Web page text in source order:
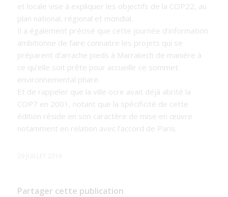
et locale vise à expliquer les objectifs de la COP22, au
plan national, régional et mondial.
Il a également précisé que cette journée d’information
ambitionne de faire connaitre les projets qui se
préparent d’arrache pieds à Marrakech de manière à
ce qu’elle soit prête pour accueillir ce sommet
environnemental phare.
Et de rappeler que la ville ocre avait déjà abrité la
COP7 en 2001, notant que la spécificité de cette
édition réside en son caractère de mise en œuvre
notamment en relation avec l’accord de Paris.
Partager cette publication